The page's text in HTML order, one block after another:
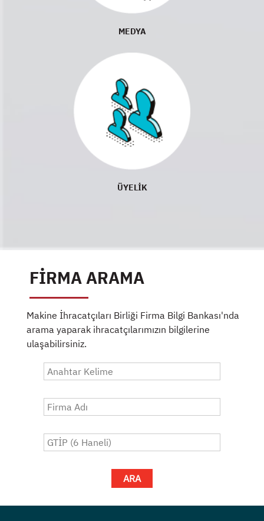
MEDYA
ÜYELİK
FİRMA ARAMA
Makine İhracatçıları Birliği Firma Bilgi Bankası'nda
arama yaparak ihracatçılarımızın bilgilerine
ulaşabilirsiniz.
ARA